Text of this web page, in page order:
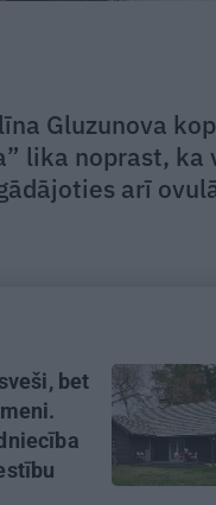
Gluzunova
lika noprast,
arī
bet